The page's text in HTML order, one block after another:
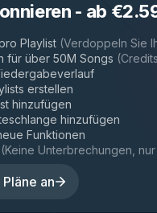
- ab
Playlist (Verdoppeln Sie
für über 50M Songs (
erstellen
hinzufügen
hinzufügen
Funktionen
(Keine Unterbrechungen, nur
an